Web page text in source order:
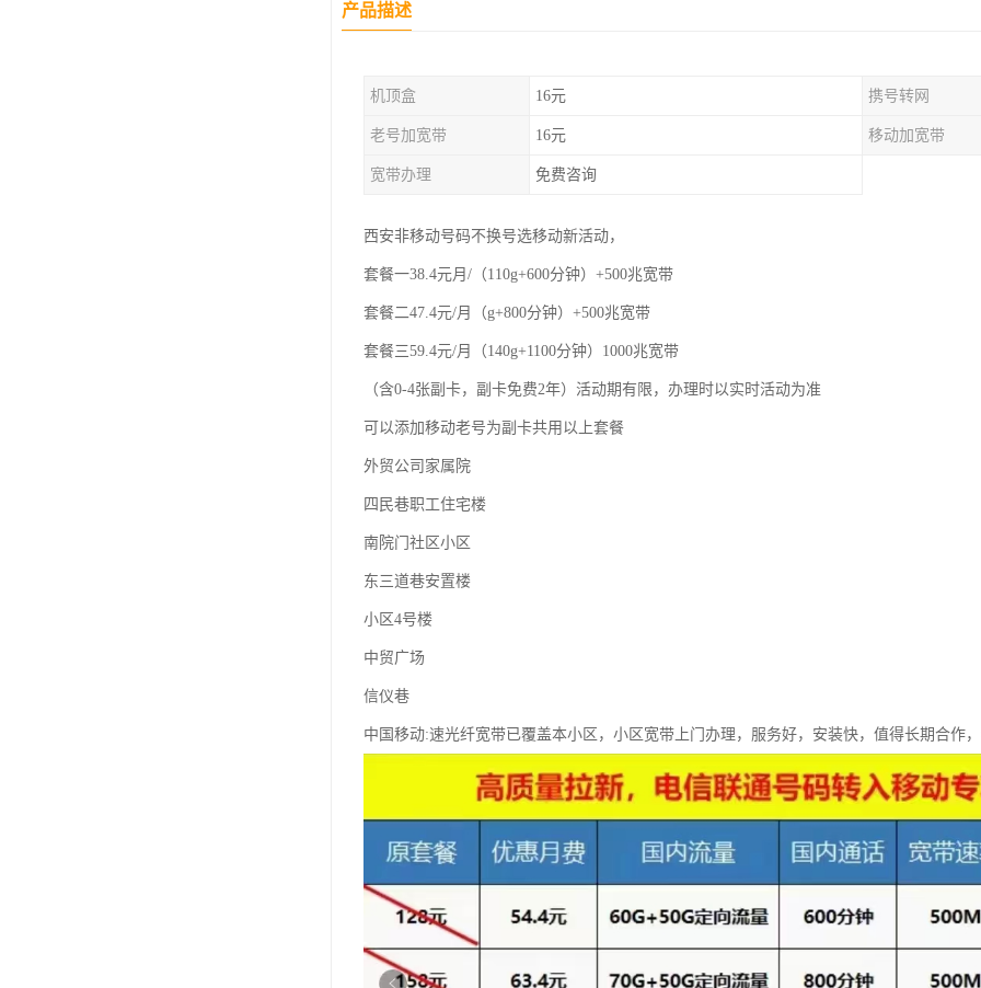
产品描述
机顶盒 16元 携号转网
老号加宽带 16元 移动加宽带
宽带办理 免费咨询
西安非移动号码不换号选移动新活动，
套餐一38.4元月/（110g+600分钟）+500兆宽带
套餐二47.4元/月（g+800分钟）+500兆宽带
套餐三59.4元/月（140g+1100分钟）1000兆宽带
（含0-4张副卡，副卡免费2年）活动期有限，办理时以实时活动为准
可以添加移动老号为副卡共用以上套餐
外贸公司家属院
四民巷职工住宅楼
南院门社区小区
东三道巷安置楼
小区4号楼
中贸广场
信仪巷
中国移动:速光纤宽带已覆盖本小区，小区宽带上门办理，服务好，安装快，值得长期合作